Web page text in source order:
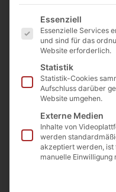
Es folgt eine Liste
Essenziell
Essenzielle Services
und sind für das
Website erforderlich.
Statistik
Statistik-Cookies
Aufschluss darüber
Website umgehen.
Externe Medien
Inhalte von
werden
akzeptiert werden, ist
manuelle